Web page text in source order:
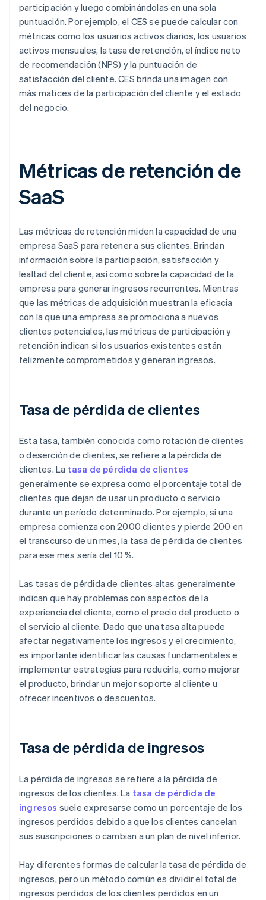
participación y luego combinándolas en una sola
puntuación. Por ejemplo, el CES se puede calcular con
métricas como los usuarios activos diarios, los usuarios
activos mensuales, la tasa de retención, el índice neto
de recomendación (NPS) y la puntuación de
satisfacción del cliente. CES brinda una imagen con
más matices de la participación del cliente y el estado
del negocio.
Métricas de retención de
SaaS
Las métricas de retención miden la capacidad de una
empresa SaaS para retener a sus clientes. Brindan
información sobre la participación, satisfacción y
lealtad del cliente, así como sobre la capacidad de la
empresa para generar ingresos recurrentes. Mientras
que las métricas de adquisición muestran la eficacia
con la que una empresa se promociona a nuevos
clientes potenciales, las métricas de participación y
retención indican si los usuarios existentes están
felizmente comprometidos y generan ingresos.
Tasa de pérdida de clientes
Esta tasa, también conocida como rotación de clientes
o deserción de clientes, se refiere a la pérdida de
clientes. La tasa de pérdida de clientes
generalmente se expresa como el porcentaje total de
clientes que dejan de usar un producto o servicio
durante un período determinado. Por ejemplo, si una
empresa comienza con 2000 clientes y pierde 200 en
el transcurso de un mes, la tasa de pérdida de clientes
para ese mes sería del 10 %.
Las tasas de pérdida de clientes altas generalmente
indican que hay problemas con aspectos de la
experiencia del cliente, como el precio del producto o
el servicio al cliente. Dado que una tasa alta puede
afectar negativamente los ingresos y el crecimiento,
es importante identificar las causas fundamentales e
implementar estrategias para reducirla, como mejorar
el producto, brindar un mejor soporte al cliente u
ofrecer incentivos o descuentos.
Tasa de pérdida de ingresos
La pérdida de ingresos se refiere a la pérdida de
ingresos de los clientes. La tasa de pérdida de
ingresos suele expresarse como un porcentaje de los
ingresos perdidos debido a que los clientes cancelan
sus suscripciones o cambian a un plan de nivel inferior.
Hay diferentes formas de calcular la tasa de pérdida de
ingresos, pero un método común es dividir el total de
ingresos perdidos de los clientes perdidos en un